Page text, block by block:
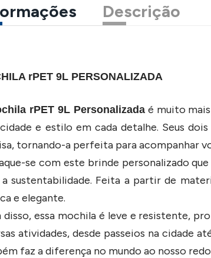
Descrição
rPET 9L PERSONALIZADA
rPET 9L Personalizadaé muito mais
e estilo em cada detalhe. Seus
tornando-a perfeita para acompanhar
se com este brinde personalizado
sustentabilidade. Feita a partir de
e elegante.
disso, essa mochila é leve e resistente,
atividades, desde passeios na cidade
faz a diferença no mundo ao nosso